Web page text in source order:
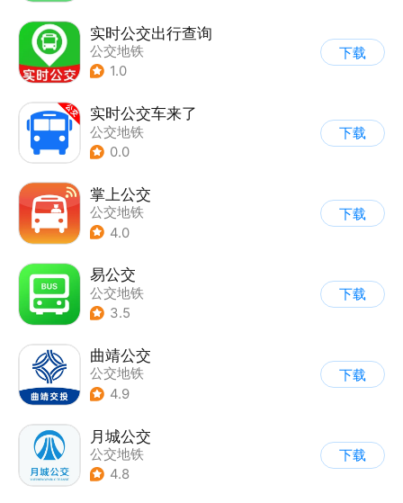
实时公交出行查询
公交地铁
1.0
下载
实时公交车来了
公交地铁
0.0
下载
掌上公交
公交地铁
4.0
下载
易公交
公交地铁
3.5
下载
曲靖公交
公交地铁
4.9
下载
月城公交
公交地铁
4.8
下载